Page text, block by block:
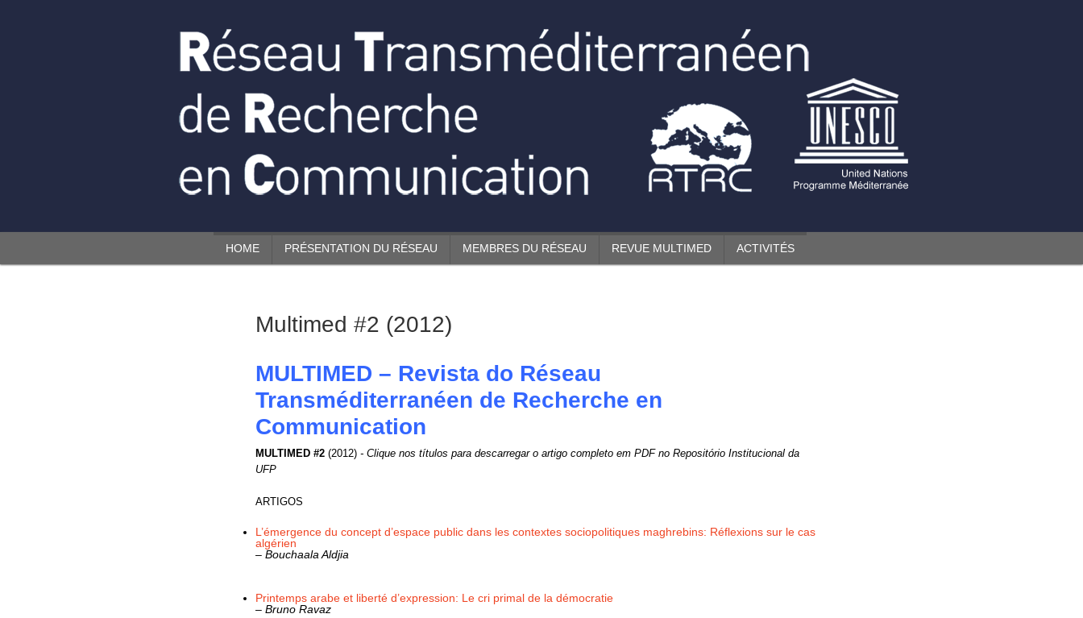
HOME PRÉSENTATION DU RÉSEAU MEMBRES DU RÉSEAU REVUE MULTIMED ACTIVITÉS
Multimed #2 (2012)
MULTIMED – Revista do Réseau
Transméditerranéen de Recherche en
Communication
MULTIMED #2 (2012)- Clique nos títulos para descarregar o artigo completo em PDF no Repositório Institucional da
UFP
ARTIGOS
L’émergence du concept d’espace public dans les contextes sociopolitiques maghrebins: Réflexions sur le cas
algérien
– Bouchaala Aldjia
Printemps arabe et liberté d’expression: Le cri primal de la démocratie
– Bruno Ravaz